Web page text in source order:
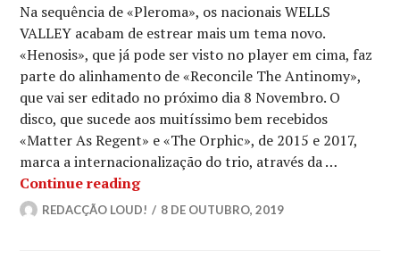
Na sequência de «Pleroma», os nacionais WELLS
VALLEY acabam de estrear mais um tema novo.
«Henosis», que já pode ser visto no player em cima, faz
parte do alinhamento de «Reconcile The Antinomy»,
que vai ser editado no próximo dia 8 Novembro. O
disco, que sucede aos muitíssimo bem recebidos
«Matter As Regent» e «The Orphic», de 2015 e 2017,
marca a internacionalização do trio, através da …
Continue readingWELLS VALLEY: «Henosis» [vídeo-
REDACÇÃO LOUD! 8 DE OUTUBRO, 2019